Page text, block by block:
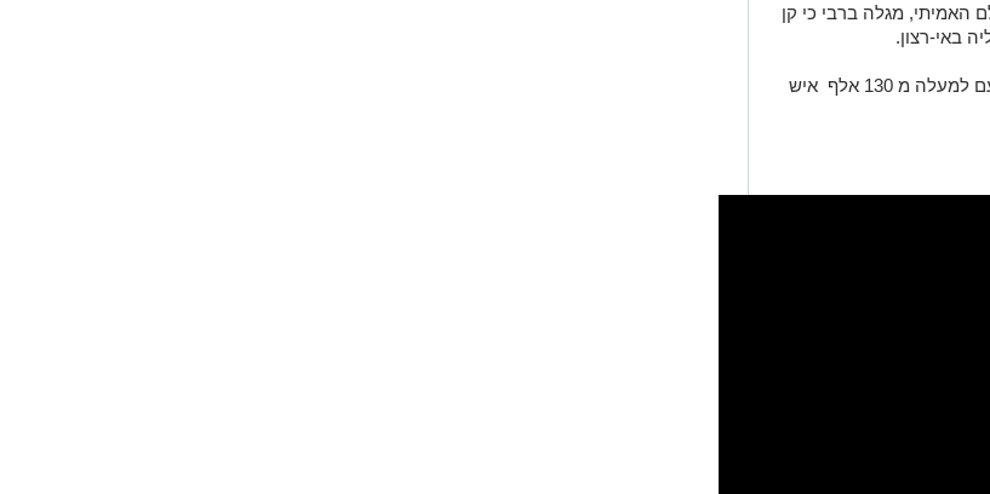
מגלה ברבי כי קן
באי-רצון.
הסרט עלה לקרנים ב21.7 וכבש את ישראל בסופ"ש עם למעלה מ 130 אלף איש